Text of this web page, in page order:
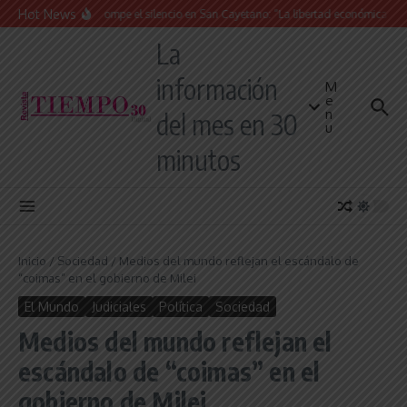
Saltar al contenido
Hot News
La Iglesia rompe el silencio en San Cayetano: “La libertad económica no
La
información
del mes en 30
minutos
M
e
n
u
Inicio / Sociedad / Medios del mundo reflejan el escándalo de
“coimas” en el gobierno de Milei
El Mundo Judiciales Política Sociedad
Medios del mundo reflejan el
escándalo de “coimas” en el